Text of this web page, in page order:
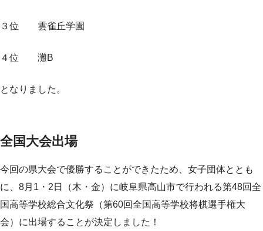
３位 雲雀丘学園
４位 灘B
となりました。
全国大会出場
今回の県大会で優勝することができたため、女子団体ととも
に、8月1・2日（木・金）に岐阜県高山市で行われる第48回全
国高等学校総合文化祭（第60回全国高等学校将棋選手権大
会）に出場することが決定しました！